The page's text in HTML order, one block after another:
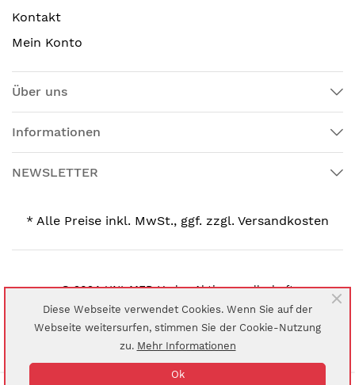
Kontakt
Mein Konto
Über uns
Informationen
NEWSLETTER
* Alle Preise inkl. MwSt., ggf. zzgl. Versandkosten
© 2024 UNI-MED Verlag Aktiengesellschaft
Diese Webseite verwendet Cookies. Wenn Sie auf der
Webseite weitersurfen, stimmen Sie der Cookie-Nutzung
zu. Mehr Informationen
Ok